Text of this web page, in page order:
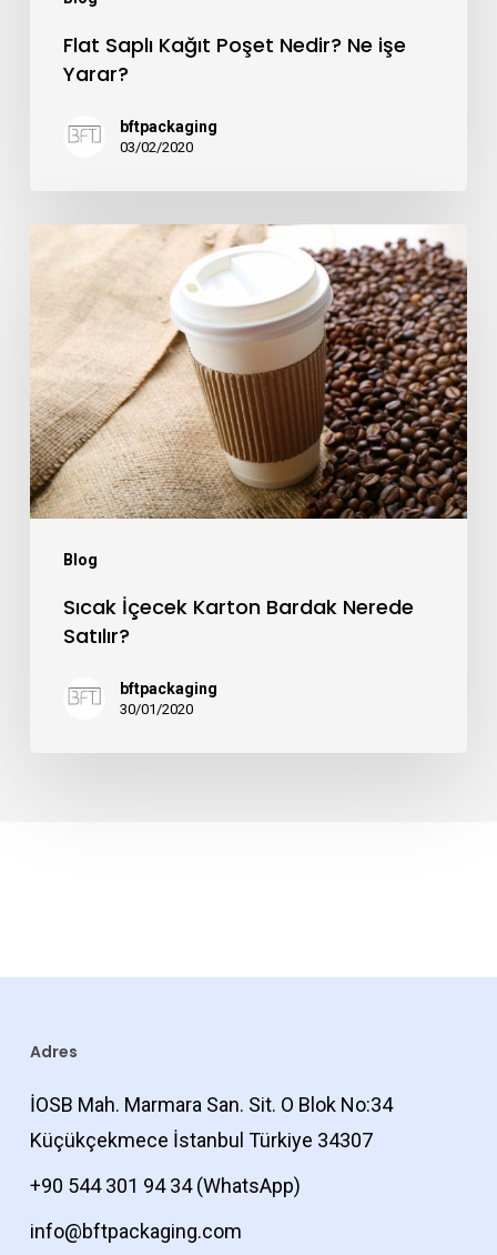
Flat Saplı Kağıt Poşet Nedir? Ne işe
Yarar?
bftpackaging
03/02/2020
Blog
Karton
Bardak
Nerede
Satılır?
Sıcak İçecek Karton Bardak Nerede
Satılır?
bftpackaging
30/01/2020
Adres
İOSB Mah. Marmara San. Sit. O Blok No:34
Küçükçekmece İstanbul Türkiye 34307
+90 544 301 94 34(WhatsApp)
info@bftpackaging.com